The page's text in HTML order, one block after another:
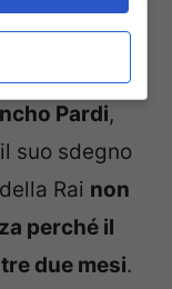
in
Pardi,
suo sdegno
Rai non
perché il
due mesi.